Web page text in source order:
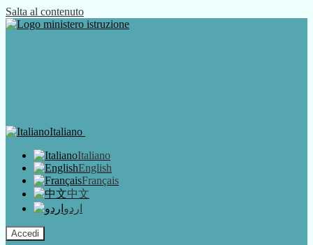
Salta al contenuto
Italiano
Italiano
English
Français
中文
اردو
Accedi